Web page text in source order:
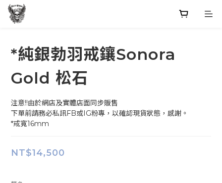
*純銀勃羽戒鑲Sonora
Gold 松石
注意!!由於網店及實體店面同步販售
下單前請務必私訊FB或IG粉專，以確認現貨狀態，感謝。
*戒寬16mm
NT$14,500